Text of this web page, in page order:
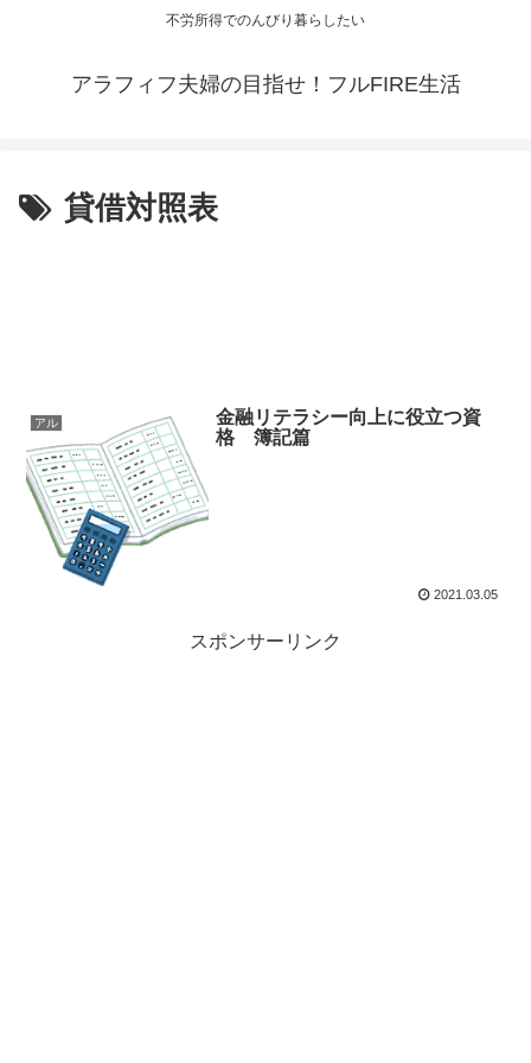
不労所得でのんびり暮らしたい
アラフィフ夫婦の目指せ！フルFIRE生活
貸借対照表
アル
金融リテラシー向上に役立つ資
格 簿記篇
2021.03.05
スポンサーリンク